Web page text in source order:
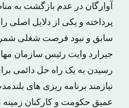
آوارگان در عدم بازگشت به
پرداخته و یکی از دلایل اصلی
سابق و نبود فرصت شغلی
جیرارد وایت رئیس سازمان
رسیدن به یک راه حل دائمی
نیازمند برنامه ریزی های
عمیق حکومت و کارکنان زمینه